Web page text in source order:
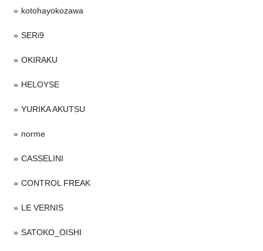
kotohayokozawa
SERi9
OKIRAKU
HELOYSE
YURIKA AKUTSU
norme
CASSELINI
CONTROL FREAK
LE VERNIS
SATOKO_OISHI